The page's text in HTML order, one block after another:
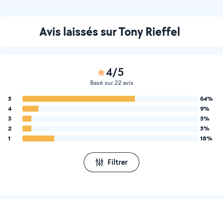
Avis laissés sur Tony Rieffel
4/5
Basé sur 22 avis
5
64%
4
9%
3
5%
2
5%
1
18%
Filtrer